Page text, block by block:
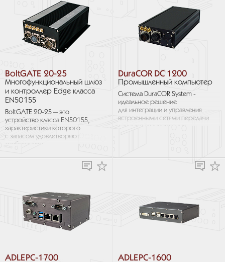
BoltGATE 20-25
Многофункциональный шлюз
и контроллер Edge класса
EN50155
BoltGATE 20-25 — это
устройство класса EN50155,
характеристики которого
с запасом удовлетворяют
требованиям
приложений. Оно обладает
DuraCOR DC 1200
Промышленный компьютер
Система DuraCOR System -
идеальное решение
для интеграции и управления
встроенными сетями передачи
ADLEPC-1700 ADLEPC-1600